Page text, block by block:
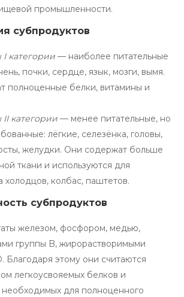
промышленности.
субпродуктов
I категории — наиболее питательные
почки, сердце, язык, мозги, вымя.
полноценные белки, витамины и
II категории — менее питательные, но
лёгкие, селезёнка, головы,
желудки. Они содержат больше
ткани и используются для
холодцов, колбас, паштетов.
субпродуктов
железом, фосфором, медью,
группы B, жирорастворимыми
Благодаря этому они считаются
легкоусвояемых белков и
для полноценного